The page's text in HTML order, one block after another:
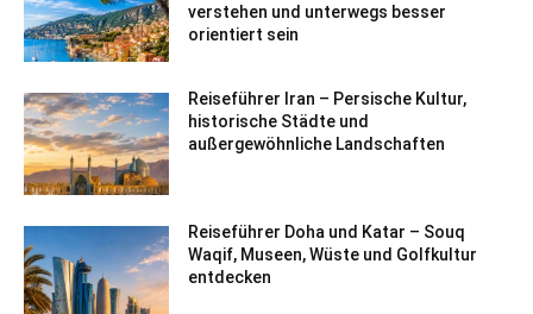
verstehen und unterwegs besser
orientiert sein
Reiseführer Iran – Persische Kultur,
historische Städte und
außergewöhnliche Landschaften
Reiseführer Doha und Katar – Souq
Waqif, Museen, Wüste und Golfkultur
entdecken